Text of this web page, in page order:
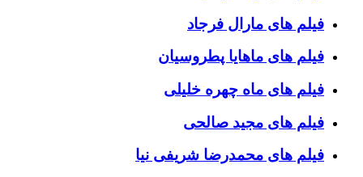
فیلم های مارال فرجاد
فیلم های ماهایا پطروسیان
فیلم های ماه چهره خلیلی
فیلم های مجید صالحی
فیلم های محمدرضا شریفی نیا